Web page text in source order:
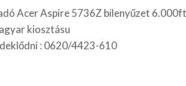
Acer Aspire 5736Z bilenyűzet 6.000ft
kiosztásu
: 0620/4423-610